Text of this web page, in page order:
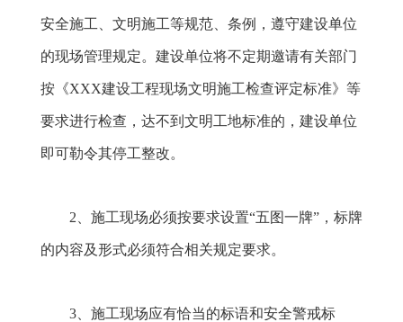
安全施工、文明施工等规范、条例，遵守建设单位
的现场管理规定。建设单位将不定期邀请有关部门
按《XXX建设工程现场文明施工检查评定标准》等
要求进行检查，达不到文明工地标准的，建设单位
即可勒令其停工整改。
2 、施工现场必须按要求设置“五图一牌”，标牌
的内容及形式必须符合相关规定要求。
3、施工现场应有恰当的标语和安全警戒标